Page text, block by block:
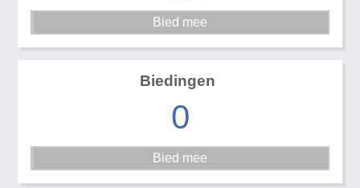
Biedingen
0